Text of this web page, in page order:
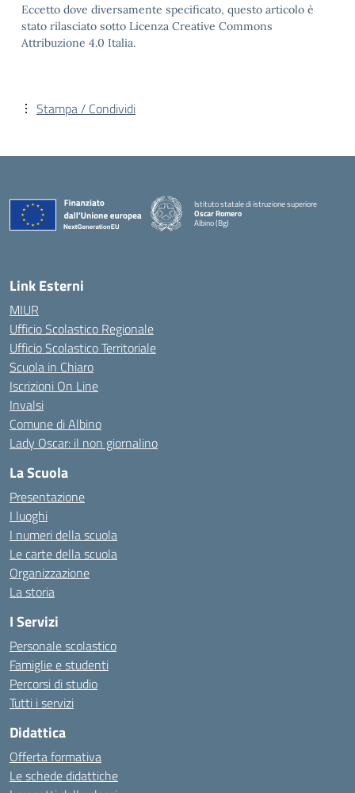
Eccetto dove diversamente specificato, questo articolo è
stato rilasciato sotto Licenza Creative Commons
Attribuzione 4.0 Italia.
Stampa / Condividi
Istituto statale di istruzione superiore
Oscar Romero
Albino (Bg)
Link Esterni
MIUR
Ufficio Scolastico Regionale
Ufficio Scolastico Territoriale
Scuola in Chiaro
Iscrizioni On Line
Invalsi
Comune di Albino
Lady Oscar: il non giornalino
La Scuola
Presentazione
I luoghi
I numeri della scuola
Le carte della scuola
Organizzazione
La storia
I Servizi
Personale scolastico
Famiglie e studenti
Percorsi di studio
Tutti i servizi
Didattica
Offerta formativa
Le schede didattiche